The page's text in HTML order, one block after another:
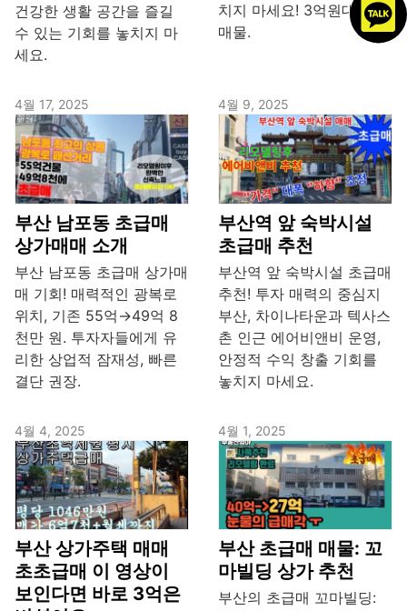
건강한 생활 공간을 즐길
수 있는 기회를 놓치지 마
세요.
치지 마세요! 3억원대 초급
매물.
4월 17, 2025
부산 남포동 초급매
상가매매 소개
부산 남포동 초급매 상가매
매 기회! 매력적인 광복로
위치, 기존 55억→49억 8
천만 원. 투자자들에게 유
리한 상업적 잠재성, 빠른
결단 권장.
4월 9, 2025
부산역 앞 숙박시설
초급매 추천
부산역 앞 숙박시설 초급매
추천! 투자 매력의 중심지
부산, 차이나타운과 텍사스
촌 인근 에어비앤비 운영,
안정적 수익 창출 기회를
놓치지 마세요.
4월 4, 2025
부산 상가주택 매매
초초급매 이 영상이
보인다면 바로 3억은
4월 1, 2025
부산 초급매 매물: 꼬
마빌딩 상가 추천
부산의 초급매 꼬마빌딩: